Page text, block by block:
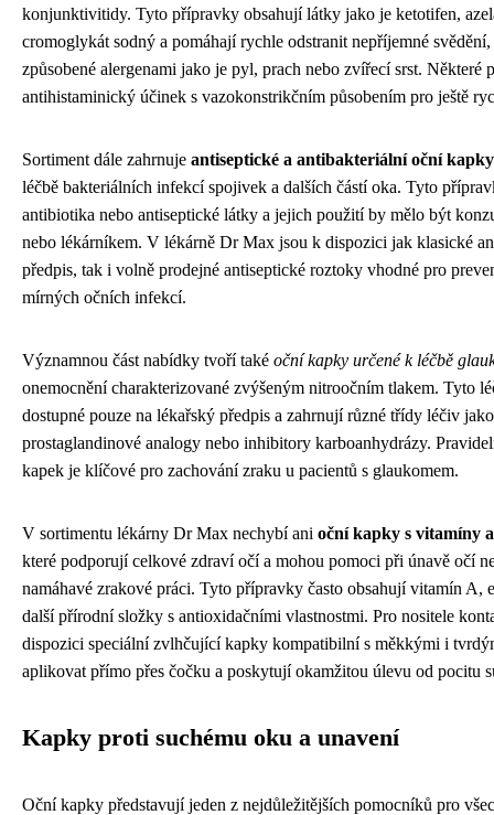
konjunktivitidy. Tyto přípravky obsahují látky jako je ketotifen,
cromoglykát sodný a pomáhají rychle odstranit nepříjemné
způsobené alergenami jako je pyl, prach nebo zvířecí srst. Některé
antihistaminický účinek s vazokonstrikčním působením pro ještě
Sortiment dále zahrnuje antiseptické a antibakteriální oční kapky
léčbě bakteriálních infekcí spojivek a dalších částí oka. Tyto
antibiotika nebo antiseptické látky a jejich použití by mělo být
nebo lékárníkem. V lékárně Dr Max jsou k dispozici jak klasické
předpis, tak i volně prodejné antiseptické roztoky vhodné pro
mírných očních infekcí.
Významnou část nabídky tvoří také oční kapky určené k léčbě
onemocnění charakterizované zvýšeným nitroočním tlakem. Tyto
dostupné pouze na lékařský předpis a zahrnují různé třídy léčiv
prostaglandinové analogy nebo inhibitory karboanhydrázy.
kapek je klíčové pro zachování zraku u pacientů s glaukomem.
V sortimentu lékárny Dr Max nechybí ani oční kapky s vitamíny
které podporují celkové zdraví očí a mohou pomoci při únavě očí
namáhavé zrakové práci. Tyto přípravky často obsahují vitamín A,
další přírodní složky s antioxidačními vlastnostmi. Pro nositele
dispozici speciální zvlhčující kapky kompatibilní s měkkými i
aplikovat přímo přes čočku a poskytují okamžitou úlevu od pocitu
Kapky proti suchému oku a unavení
Oční kapky představují jeden z nejdůležitějších pomocníků pro